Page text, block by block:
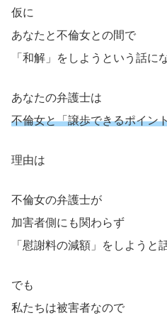
仮に
あなたと不倫女との間で
「和解」をしようという話に
あなたの弁護士は
不倫女と「譲歩できるポイン
理由は
不倫女の弁護士が
加害者側にも関わらず
「慰謝料の減額」をしようと
でも
私たちは被害者なので